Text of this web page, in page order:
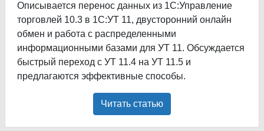
Описывается перенос данных из 1С:Управление
торговлей 10.3 в 1С:УТ 11, двусторонний онлайн
обмен и работа с распределенными
информационными базами для УТ 11. Обсуждается
быстрый переход с УТ 11.4 на УТ 11.5 и
предлагаются эффективные способы.
Читать статью